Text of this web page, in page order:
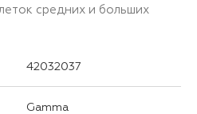
средних и больших
42032037
Gamma